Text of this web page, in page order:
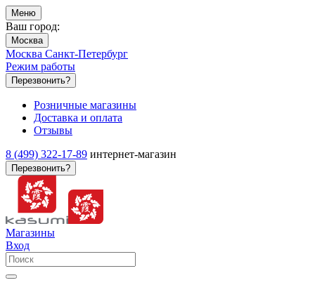
Меню
Ваш город:
Москва
Москва Санкт-Петербург
Режим работы
Перезвонить?
Розничные магазины
Доставка и оплата
Отзывы
8 (499) 322-17-89 интернет-магазин
Перезвонить?
Магазины
Вход